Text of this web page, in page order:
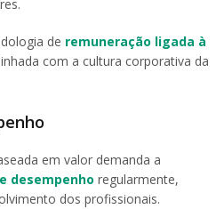
de remuneração ligada à
com a cultura corporativa da
em valor demanda a
desempenho regularmente,
dos profissionais.